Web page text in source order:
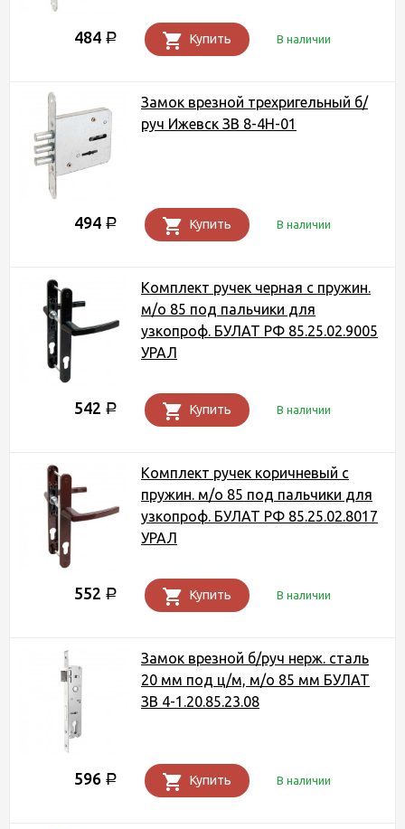
484 Р Купить В наличии
Замок врезной трехригельный б/
руч Ижевск ЗВ 8-4Н-01
494 Р Купить В наличии
Комплект ручек черная с пружин.
м/о 85 под пальчики для
узкопроф. БУЛАТ РФ 85.25.02.9005
УРАЛ
542 Р Купить В наличии
Комплект ручек коричневый с
пружин. м/о 85 под пальчики для
узкопроф. БУЛАТ РФ 85.25.02.8017
УРАЛ
552 Р Купить В наличии
Замок врезной б/руч нерж. сталь
20 мм под ц/м, м/о 85 мм БУЛАТ
ЗВ 4-1.20.85.23.08
596 Р Купить В наличии